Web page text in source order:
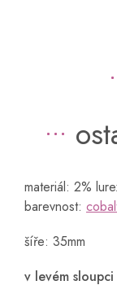
materiál: 2%
barevnost:
šíře: 35mm
v levém